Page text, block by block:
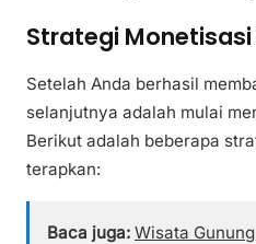
Strategi
Setelah Anda berhasil
selanjutnya adalah mulai
Berikut adalah beberapa
terapkan:
Baca juga: Wisata